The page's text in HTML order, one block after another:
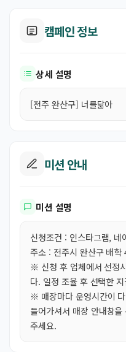
캠페인 정보
상세 설명
[전주 완산구] 너를닮아
미션 안내
미션 설명
신청조건 : 인스타그램, 네
주소 : 전주시 완산구 배
※ 신청 후 업체에서 선정
다. 일정 조율 후 선택한
※ 매장마다 운영시간이
들어가셔서 매장 안내창
주세요.